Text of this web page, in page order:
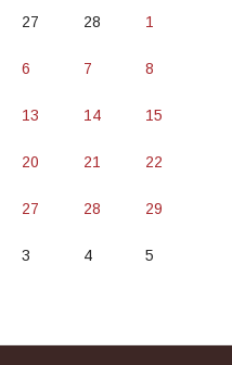
27 28 1
6 7 8
13 14 15
20 21 22
27 28 29
3 4 5